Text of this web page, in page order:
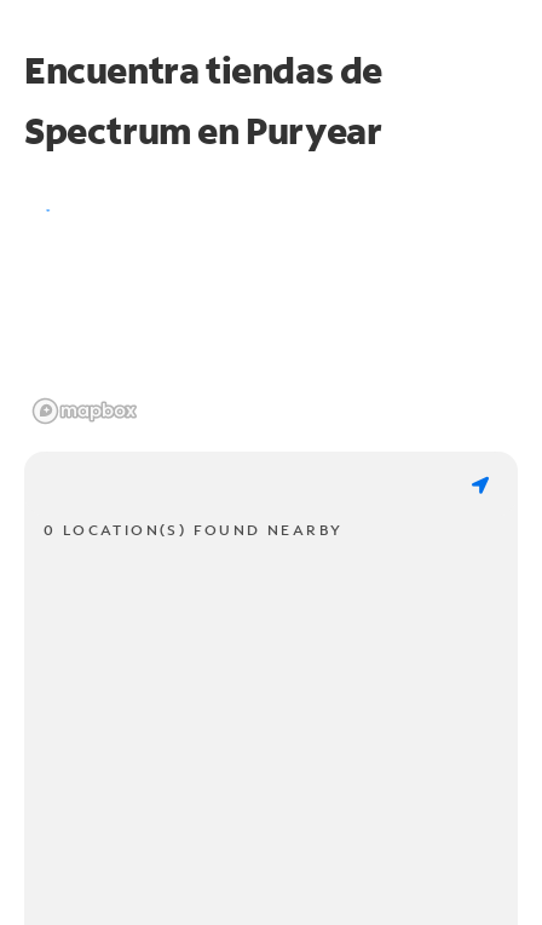
Encuentra tiendas de
Spectrum en Puryear
0 LOCATION(S) FOUND NEARBY